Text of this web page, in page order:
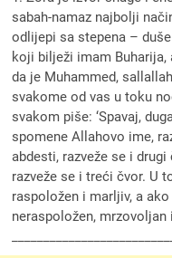
sabah-namaz najbolji
odlijepi sa stepena –
koji bilježi imam Buharija,
da je Muhammed,
svakome od vas u toku
svakom piše: ‘Spavaj,
spomene Allahovo ime,
abdesti, razveže se i
razveže se i treći čvor. U
raspoložen i marljiv, a
neraspoložen, mrzovoljan